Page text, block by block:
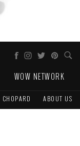
WOW NETWORK
CHOPARD ABOUT US